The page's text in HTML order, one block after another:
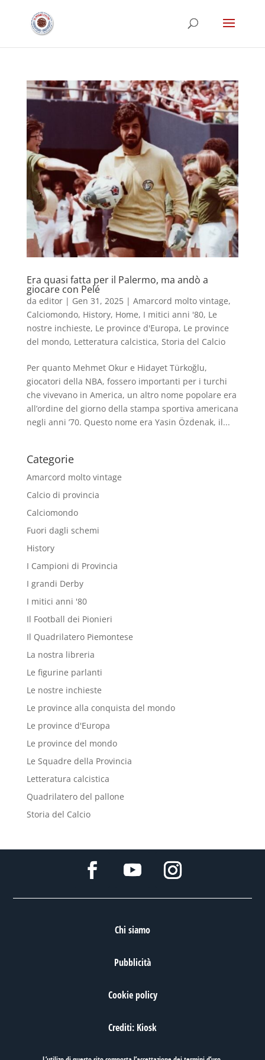
Era quasi fatta per il Palermo, ma andò a
giocare con Pelé
da editor| Gen 31, 2025| Amarcord molto vintage,
Calciomondo, History, Home, I mitici anni '80, Le
nostre inchieste, Le province d'Europa, Le province
del mondo, Letteratura calcistica, Storia del Calcio
Per quanto Mehmet Okur e Hidayet Türkoğlu,
giocatori della NBA, fossero importanti per i turchi
che vivevano in America, un altro nome popolare era
all’ordine del giorno della stampa sportiva americana
negli anni ’70. Questo nome era Yasin Özdenak, il...
Categorie
Amarcord molto vintage
Calcio di provincia
Calciomondo
Fuori dagli schemi
History
I Campioni di Provincia
I grandi Derby
I mitici anni '80
Il Football dei Pionieri
Il Quadrilatero Piemontese
La nostra libreria
Le figurine parlanti
Le nostre inchieste
Le province alla conquista del mondo
Le province d'Europa
Le province del mondo
Le Squadre della Provincia
Letteratura calcistica
Quadrilatero del pallone
Storia del Calcio
Chi siamo
Pubblicità
Cookie policy
Crediti: Kiosk